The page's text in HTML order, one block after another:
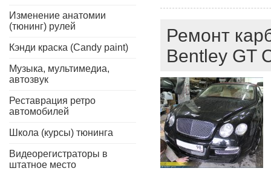
Изменение анатомии
(тюнинг) рулей
Кэнди краска (Candy paint)
Музыка, мультимедиа,
автозвук
Реставрация ретро
автомобилей
Школа (курсы) тюнинга
Видеорегистраторы в
штатное место
Ремонт
Bentley GT